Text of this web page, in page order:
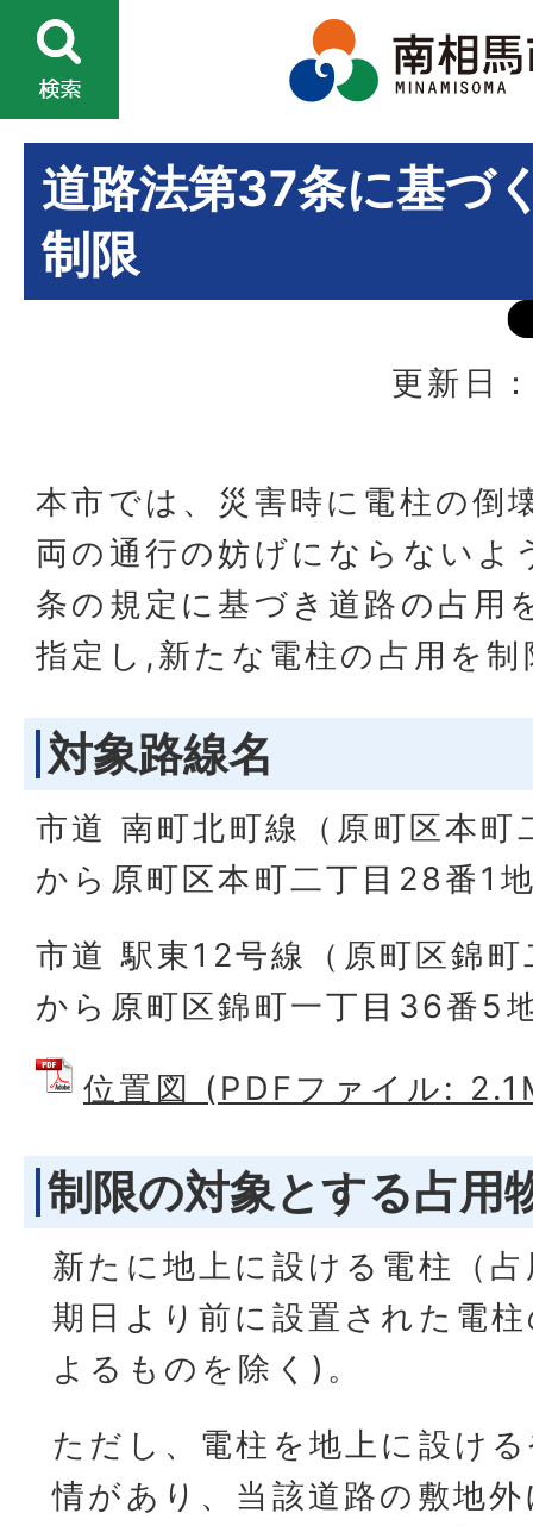
道路法第37条に基づ
制限
更新日
本市では、災害時に電柱の倒
両の通行の妨げにならないよ
条の規定に基づき道路の占用
指定し,新たな電柱の占用を
対象路線名
市道 南町北町線（原町区本
から原町区本町二丁目28番1
市道 駅東12号線（原町区錦
から原町区錦町一丁目36番5
位置図 (PDFファイル:
制限の対象とする占用
新たに地上に設ける電柱（
期日より前に設置された電
よるものを除く)。
ただし、電柱を地上に設け
情があり、当該道路の敷地